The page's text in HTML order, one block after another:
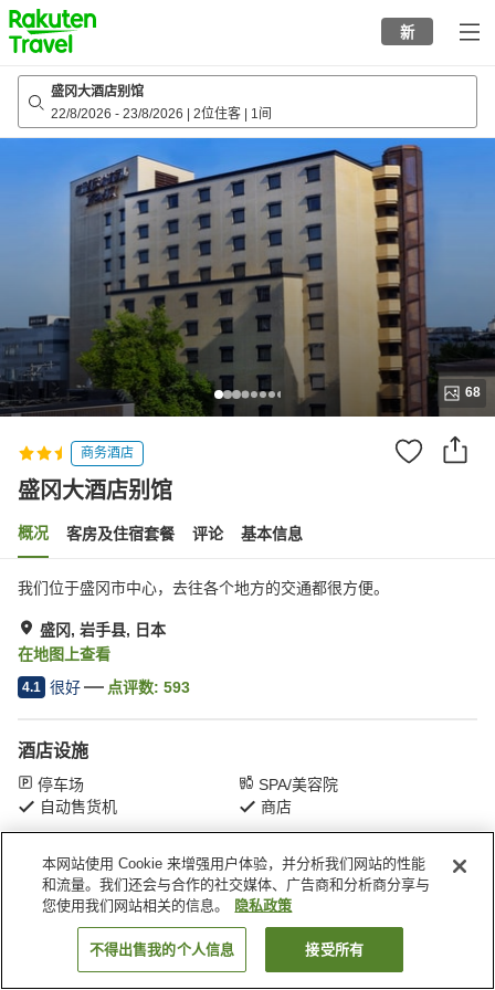
to
top
page
新
盛冈大酒店别馆
22/8/2026 - 23/8/2026 2位住客 1间
68
商务酒店
盛冈大酒店别馆
概况 客房及住宿套餐 评论 基本信息
我们位于盛冈市中心，去往各个地方的交通都很方便。
盛冈, 岩手县, 日本
在地图上查看
4.1 很好 点评数: 593
酒店设施
停车场
SPA/美容院
自动售货机
商店
首页 日本 岩手县 盛冈 盛冈大酒店别馆
搜索客房
本网站使用 Cookie 来增强用户体验，并分析我们网站的性能
和流量。我们还会与合作的社交媒体、广告商和分析商分享与
您使用我们网站相关的信息。
隐私政策
不得出售我的个人信息 接受所有